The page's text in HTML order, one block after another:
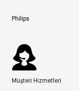
Philips
Müşteri Hizmetleri